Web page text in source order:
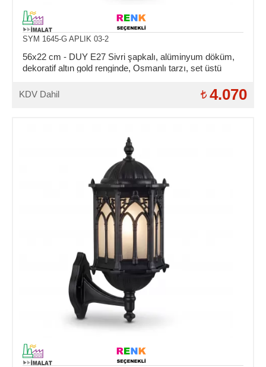
SYM 1645-G APLIK 03-2
56x22 cm - DUY E27 Sivri şapkalı, alüminyum döküm,
dekoratif altın gold renginde, Osmanlı tarzı, set üstü
KDV Dahil
4.070